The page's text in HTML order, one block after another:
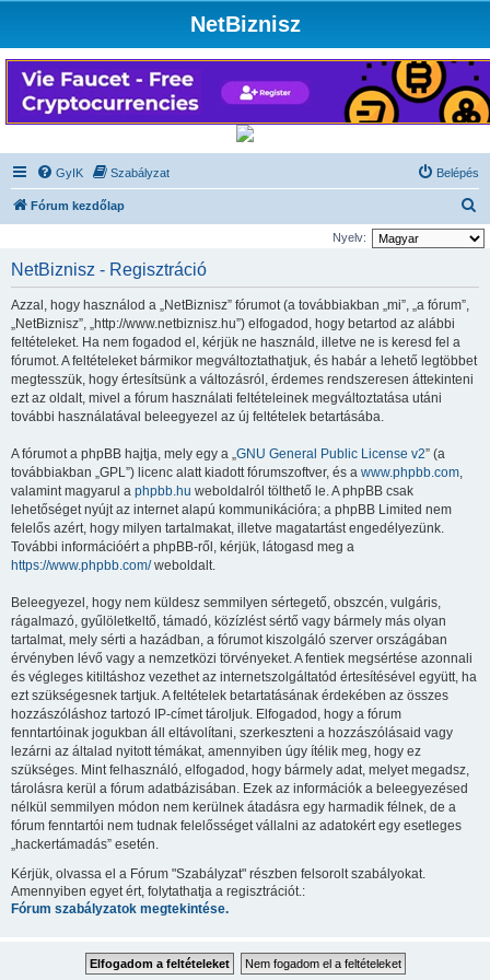
NetBiznisz
GyIK Szabályzat Belépés
Fórum kezdőlap
e
Nyelv:
NetBiznisz - Regisztráció
Azzal, hogy használod a „NetBiznisz” fórumot (a továbbiakban „mi”, „a fórum”,
„NetBiznisz”, „http://www.netbiznisz.hu”) elfogadod, hogy betartod az alábbi
feltételeket. Ha nem fogadod el, kérjük ne használd, illetve ne is keresd fel a
fórumot. A feltételeket bármikor megváltoztathatjuk, és habár a lehető legtöbbet
megtesszük, hogy értesítsünk a változásról, érdemes rendszeresen áttekinteni
ezt az oldalt, mivel a fórum használati feltételeinek megváltoztatása utáni
további használatával beleegyezel az új feltételek betartásába.
A fórumot a phpBB hajtja, mely egy a „GNU General Public License v2” (a
továbbiakban „GPL”) licenc alatt kiadott fórumszoftver, és a www.phpbb.com,
valamint magyarul a phpbb.hu weboldalról tölthető le. A phpBB csak
lehetőséget nyújt az internet alapú kommunikációra; a phpBB Limited nem
felelős azért, hogy milyen tartalmakat, illetve magatartást engedélyezünk.
További információért a phpBB-ről, kérjük, látogasd meg a
https://www.phpbb.com/weboldalt.
Beleegyezel, hogy nem küldesz semmilyen sértegető, obszcén, vulgáris,
rágalmazó, gyűlöletkeltő, támadó, közízlést sértő vagy bármely más olyan
tartalmat, mely sérti a hazádban, a fórumot kiszolgáló szerver országában
érvényben lévő vagy a nemzetközi törvényeket. A fentiek megsértése azonnali
és végleges kitiltáshoz vezethet az internetszolgáltatód értesítésével együtt, ha
ezt szükségesnek tartjuk. A feltételek betartatásának érdekében az összes
hozzászóláshoz tartozó IP-címet tároljuk. Elfogadod, hogy a fórum
fenntartóinak jogukban áll eltávolítani, szerkeszteni a hozzászólásaid vagy
lezárni az általad nyitott témákat, amennyiben úgy ítélik meg, hogy ez
szükséges. Mint felhasználó, elfogadod, hogy bármely adat, melyet megadsz,
tárolásra kerül a fórum adatbázisában. Ezek az információk a beleegyezésed
nélkül semmilyen módon nem kerülnek átadásra egy harmadik félnek, de a
fórum fenntartói nem tudnak felelősséget vállalni az adatokért egy esetleges
„hackertámadás” esetén.
Kérjük, olvassa el a Fórum "Szabályzat" részben felsorolt szabályokat.
Amennyiben egyet ért, folytathatja a regisztrációt.:
Fórum szabályzatok megtekintése.